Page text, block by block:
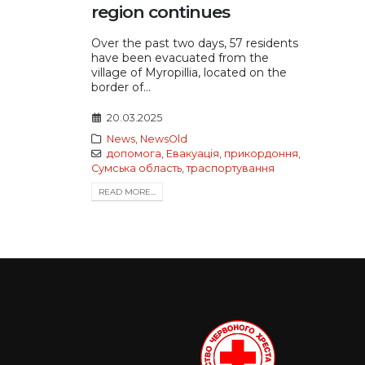
region continues
Over the past two days, 57 residents
have been evacuated from the
village of Myropillia, located on the
border of...
20.03.2025
News, NewsOld
допомога Евакуація прикордоння
Сумська область ,траспортування
READ MORE...